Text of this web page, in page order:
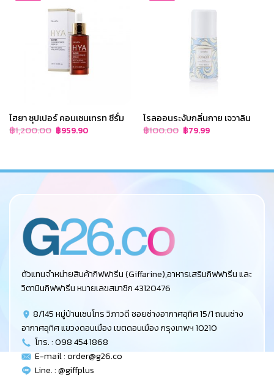
ไฮยา ซุปเปอร์ คอนเซนเทรท ซีรั่ม
฿1,200.00 Original
price
฿959.90Current
price
โรลออนระงับกลิ่นกาย เจวาลิน
฿100.00 Original
price
฿79.99Current
price
ตัวแทนจำหน่ายสินค้ากิฟฟารีน (Giffarine),อาหารเสริมกิฟฟารีน และ
วิตามินกิฟฟารีน หมายเลขสมาชิก 43120476
8/145 หมู่บ้านเซนโทร วิภาวดี ซอยช่างอากาศอุทิศ 15/1 ถนนช่าง
อากาศอุทิศ แขวงดอนเมือง เขตดอนเมือง กรุงเทพฯ 10210
โทร. : 098 454 1868
E-mail :order@g26.co
Line. : @giffplus